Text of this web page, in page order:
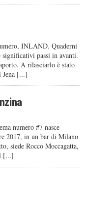
INLAND. Quaderni
passi in avanti.
A rilasciarlo è stato
Jena [...]
numero #7 nasce
2017, in un bar di Milano
siede Rocco Moccagatta,
[...]